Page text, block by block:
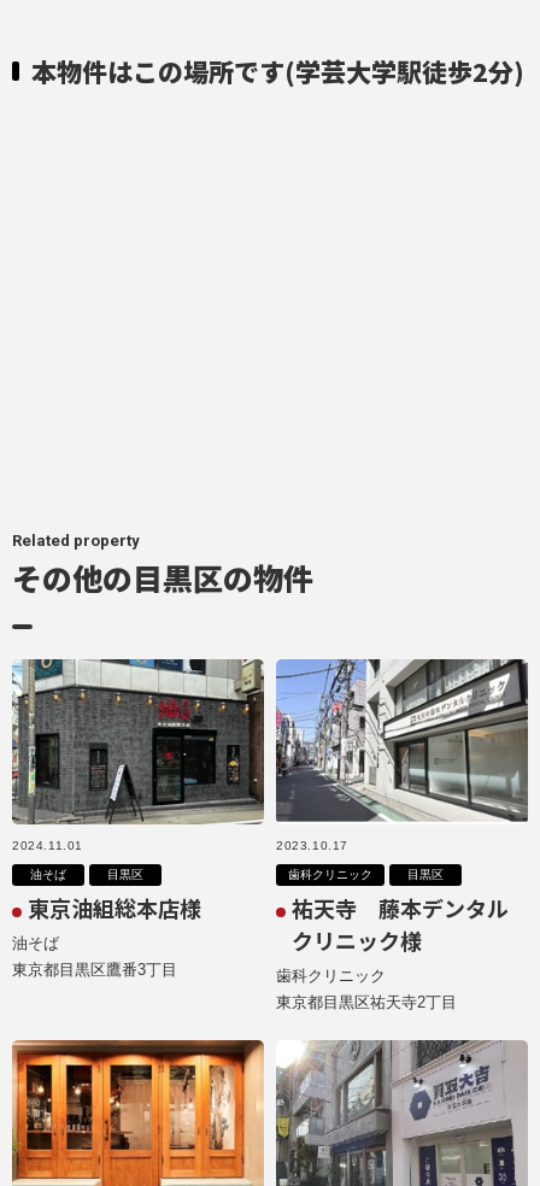
本物件はこの場所です(学芸大学駅徒歩2分)
Related property
その他の目黒区の物件
2024.11.01
油そば 目黒区
東京油組総本店様
油そば
東京都目黒区鷹番3丁目
2023.10.17
歯科クリニック 目黒区
祐天寺 藤本デンタル
クリニック様
歯科クリニック
東京都目黒区祐天寺2丁目